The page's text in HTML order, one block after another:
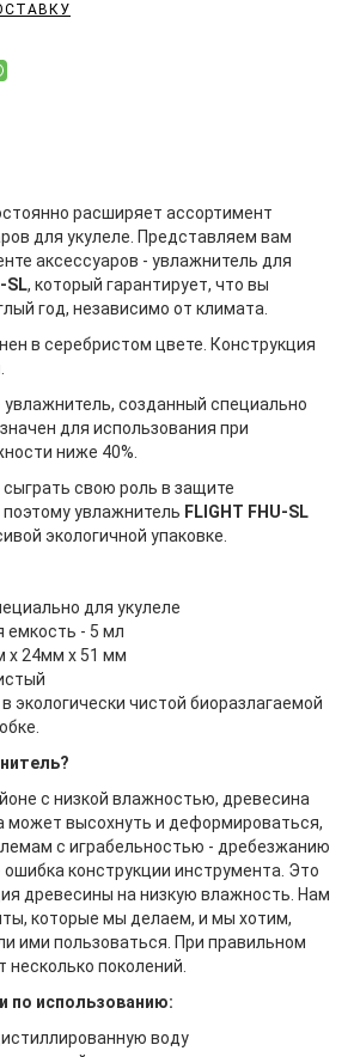
расширяет ассортимент
для укулеле. Представляем вам
аксессуаров - увлажнитель для
SL, который гарантирует, что вы
год, независимо от климата.
в серебристом цвете. Конструкция
увлажнитель, созданный специально
для использования при
ниже 40%.
свою роль в защите
увлажнитель FLIGHT FHU-SL
экологичной упаковке.
для укулеле
емкость - 5 мл
х 24мм х 51 мм
экологически чистой биоразлагаемой
с низкой влажностью, древесина
может высохнуть и деформироваться,
с играбельностью - дребезжанию
ошибка конструкции инструмента. Это
древесины на низкую влажность. Нам
которые мы делаем, и мы хотим,
ими пользоваться. При правильном
несколько поколений.
по использованию:
воду